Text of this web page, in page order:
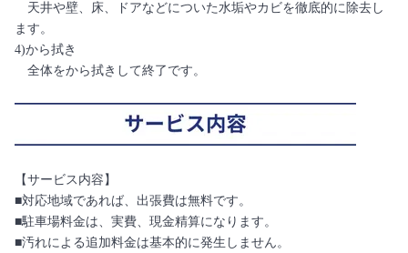
天井や壁、床、ドアなどについた水垢やカビを徹底的に除去し
ます。
4)から拭き
全体をから拭きして終了です。
【サービス内容】
■対応地域であれば、出張費は無料です。
■駐車場料金は、実費、現金精算になります。
■汚れによる追加料金は基本的に発生しません。